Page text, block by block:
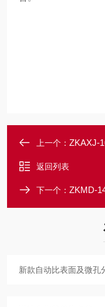
上一个： ZKAXJ-
返回列表
下一个： ZKMD-